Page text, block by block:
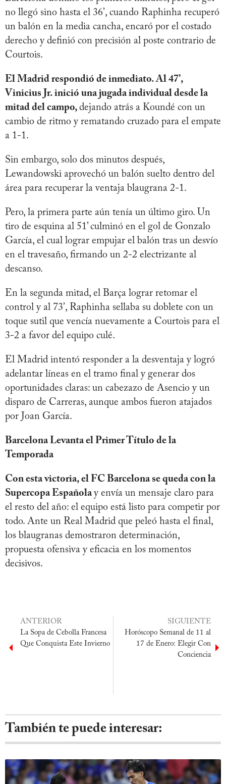
no llegó sino hasta el 36’, cuando Raphinha recuperó
un balón en la media cancha, encaró por el costado
derecho y definió con precisión al poste contrario de
Courtois.
El Madrid respondió de inmediato. Al 47’,
Vinicius Jr. inició una jugada individual desde la
mitad del campo, dejando atrás a Koundé con un
cambio de ritmo y rematando cruzado para el empate
a 1-1.
Sin embargo, solo dos minutos después,
Lewandowski aprovechó un balón suelto dentro del
área para recuperar la ventaja blaugrana 2-1.
Pero, la primera parte aún tenía un último giro. Un
tiro de esquina al 51’ culminó en el gol de Gonzalo
García, el cual lograr empujar el balón tras un desvío
en el travesaño, firmando un 2-2 electrizante al
descanso.
En la segunda mitad, el Barça lograr retomar el
control y al 73’, Raphinha sellaba su doblete con un
toque sutil que vencía nuevamente a Courtois para el
3-2 a favor del equipo culé.
El Madrid intentó responder a la desventaja y logró
adelantar líneas en el tramo final y generar dos
oportunidades claras: un cabezazo de Asencio y un
disparo de Carreras, aunque ambos fueron atajados
por Joan García.
Barcelona Levanta el Primer Título de la
Temporada
Con esta victoria, el FC Barcelona se queda con la
Supercopa Españolay envía un mensaje claro para
el resto del año: el equipo está listo para competir por
todo. Ante un Real Madrid que peleó hasta el final,
los blaugranas demostraron determinación,
propuesta ofensiva y eficacia en los momentos
decisivos.
ANTERIOR
La Sopa de Cebolla Francesa
Que Conquista Este Invierno
SIGUIENTE
Horóscopo Semanal de 11 al
17 de Enero: Elegir Con
Conciencia
También te puede interesar: